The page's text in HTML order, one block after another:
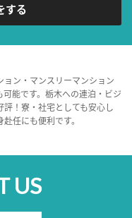
する
ン・マンスリーマンション
能です。栃木への連泊・ビジ
！寮・社宅としても安心し
任にも便利です。
US